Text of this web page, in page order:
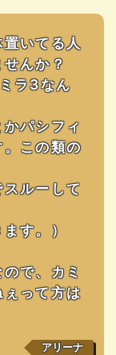
いてる人
んか？
ラ3なん
パシフィ
。この類の
ルーして
す。）
で、カミ
って方は
アリーナ